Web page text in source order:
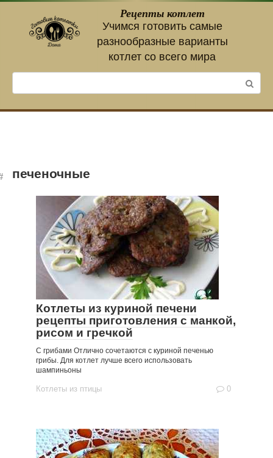
контенту
Рецепты котлет
Учимся готовить самые
разнообразные варианты
котлет со всего мира
печеночные
Котлеты из куриной печени
рецепты приготовления с манкой,
рисом и гречкой
С грибами Отлично сочетаются с куриной печенью
грибы. Для котлет лучше всего использовать
шампиньоны
Котлеты из птицы 0